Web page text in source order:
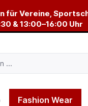
für Vereine,
& 13:00–16:00 Uhr
Fashion Wear